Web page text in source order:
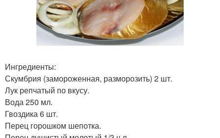
Ингредиенты:
Скумбрия (замороженная, разморозить) 2 шт.
Лук репчатый по вкусу.
Вода 250 мл.
Гвоздика 6 шт.
Перец горошком шепотка.